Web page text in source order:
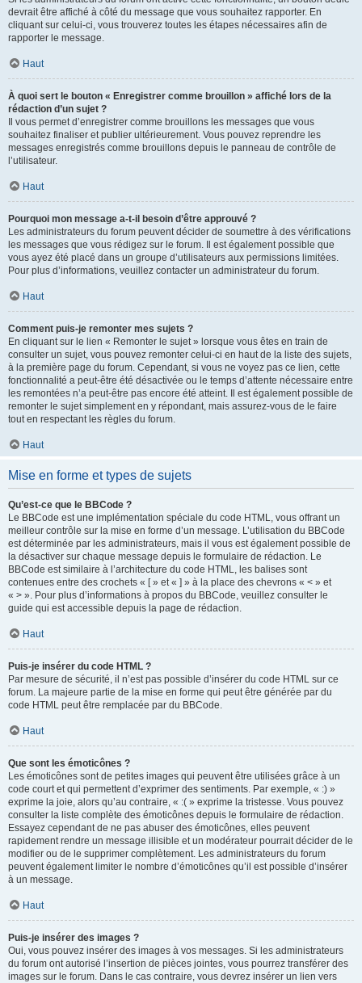
devrait être affiché à côté du message que vous souhaitez rapporter. En
cliquant sur celui-ci, vous trouverez toutes les étapes nécessaires afin de
rapporter le message.
Haut
À quoi sert le bouton « Enregistrer comme brouillon » affiché lors de la
rédaction d’un sujet ?
Il vous permet d’enregistrer comme brouillons les messages que vous
souhaitez finaliser et publier ultérieurement. Vous pouvez reprendre les
messages enregistrés comme brouillons depuis le panneau de contrôle de
l’utilisateur.
Haut
Pourquoi mon message a-t-il besoin d’être approuvé ?
Les administrateurs du forum peuvent décider de soumettre à des vérifications
les messages que vous rédigez sur le forum. Il est également possible que
vous ayez été placé dans un groupe d’utilisateurs aux permissions limitées.
Pour plus d’informations, veuillez contacter un administrateur du forum.
Haut
Comment puis-je remonter mes sujets ?
En cliquant sur le lien « Remonter le sujet » lorsque vous êtes en train de
consulter un sujet, vous pouvez remonter celui-ci en haut de la liste des sujets,
à la première page du forum. Cependant, si vous ne voyez pas ce lien, cette
fonctionnalité a peut-être été désactivée ou le temps d’attente nécessaire entre
les remontées n’a peut-être pas encore été atteint. Il est également possible de
remonter le sujet simplement en y répondant, mais assurez-vous de le faire
tout en respectant les règles du forum.
Haut
Mise en forme et types de sujets
Qu’est-ce que le BBCode ?
Le BBCode est une implémentation spéciale du code HTML, vous offrant un
meilleur contrôle sur la mise en forme d’un message. L’utilisation du BBCode
est déterminée par les administrateurs, mais il vous est également possible de
la désactiver sur chaque message depuis le formulaire de rédaction. Le
BBCode est similaire à l’architecture du code HTML, les balises sont
contenues entre des crochets « [ » et « ] » à la place des chevrons « < » et
« > ». Pour plus d’informations à propos du BBCode, veuillez consulter le
guide qui est accessible depuis la page de rédaction.
Haut
Puis-je insérer du code HTML ?
Par mesure de sécurité, il n’est pas possible d’insérer du code HTML sur ce
forum. La majeure partie de la mise en forme qui peut être générée par du
code HTML peut être remplacée par du BBCode.
Haut
Que sont les émoticônes ?
Les émoticônes sont de petites images qui peuvent être utilisées grâce à un
code court et qui permettent d’exprimer des sentiments. Par exemple, « :) »
exprime la joie, alors qu’au contraire, « :( » exprime la tristesse. Vous pouvez
consulter la liste complète des émoticônes depuis le formulaire de rédaction.
Essayez cependant de ne pas abuser des émoticônes, elles peuvent
rapidement rendre un message illisible et un modérateur pourrait décider de le
modifier ou de le supprimer complètement. Les administrateurs du forum
peuvent également limiter le nombre d’émoticônes qu’il est possible d’insérer
à un message.
Haut
Puis-je insérer des images ?
Oui, vous pouvez insérer des images à vos messages. Si les administrateurs
du forum ont autorisé l’insertion de pièces jointes, vous pourrez transférer des
images sur le forum. Dans le cas contraire, vous devrez insérer un lien vers